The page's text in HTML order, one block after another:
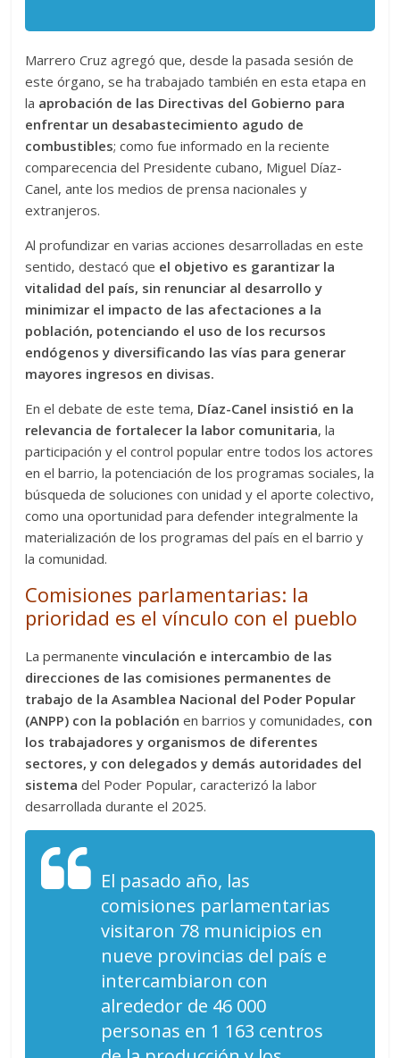
Marrero Cruz agregó que, desde la pasada sesión de
este órgano, se ha trabajado también en esta etapa en
la aprobación de las Directivas del Gobierno para
enfrentar un desabastecimiento agudo de
combustibles; como fue informado en la reciente
comparecencia del Presidente cubano, Miguel Díaz-
Canel, ante los medios de prensa nacionales y
extranjeros.
Al profundizar en varias acciones desarrolladas en este
sentido, destacó que el objetivo es garantizar la
vitalidad del país, sin renunciar al desarrollo y
minimizar el impacto de las afectaciones a la
población, potenciando el uso de los recursos
endógenos y diversificando las vías para generar
mayores ingresos en divisas.
En el debate de este tema, Díaz-Canel insistió en la
relevancia de fortalecer la labor comunitaria, la
participación y el control popular entre todos los actores
en el barrio, la potenciación de los programas sociales, la
búsqueda de soluciones con unidad y el aporte colectivo,
como una oportunidad para defender integralmente la
materialización de los programas del país en el barrio y
la comunidad.
Comisiones parlamentarias: la
prioridad es el vínculo con el pueblo
La permanentevinculación e intercambio de las
direcciones de las comisiones permanentes de
trabajo de la Asamblea Nacional del Poder Popular
(ANPP) con la población en barrios y comunidades, con
los trabajadores y organismos de diferentes
sectores, y con delegados y demás autoridades del
sistema del Poder Popular, caracterizó la labor
desarrollada durante el 2025.
El pasado año, las
comisiones parlamentarias
visitaron 78 municipios en
nueve provincias del país e
intercambiaron con
alrededor de 46 000
personas en 1 163 centros